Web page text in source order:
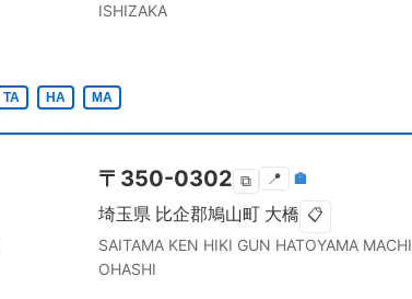
ISHIZAKA
TA HA MA
〒 350-0302 ⧉ 📍 🏣
埼玉県 比企郡鳩山町 大橋 📋
SAITAMA KEN HIKI GUN HATOYAMA MACHI
OHASHI